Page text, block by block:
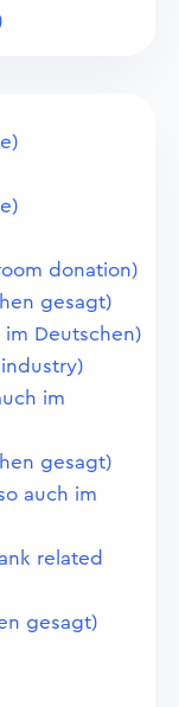
donation)
gesagt)
Deutschen)
im
gesagt)
auch im
related
gesagt)